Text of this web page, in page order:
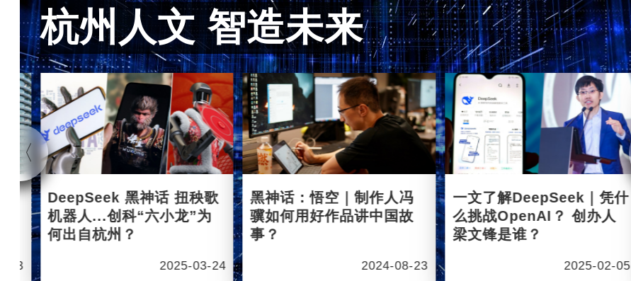
杭州人文 智造未来
03
DeepSeek 黑神话 扭秧歌
机器人...创科“六小龙”为
何出自杭州？
2025-03-24
黑神话：悟空｜制作人冯
骥如何用好作品讲中国故
事？
2024-08-23
一文了解DeepSeek｜凭什
么挑战OpenAI？ 创办人
梁文锋是谁？
2025-02-05